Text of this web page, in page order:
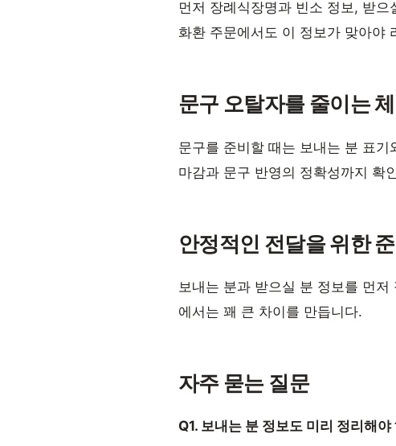
먼저 장례식장명과 빈소 정보, 받
화환 주문에서도 이 정보가 맞아야
문구 오탈자를 줄이는
문구를 준비할 때는 보내는 분 표
마감과 문구 반영의 정확성까지 확
안정적인 전달을 위한
보내는 분과 받으실 분 정보를 먼
에서는 꽤 큰 차이를 만듭니다.
자주 묻는 질문
Q1. 보내는 분 정보도 미리 정리해야